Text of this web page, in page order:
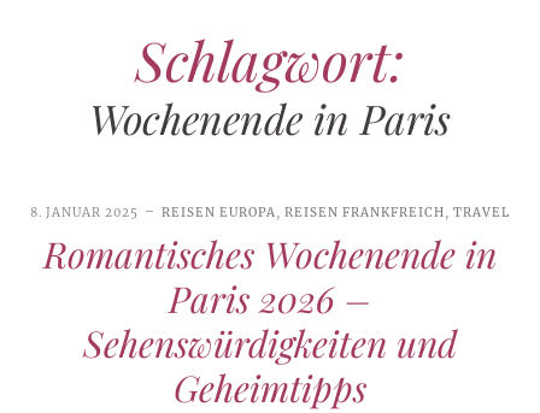
Schlagwort:
Wochenende in Paris
8. JANUAR 2025 REISEN EUROPA, REISEN FRANKFREICH,TRAVEL
Romantisches Wochenende in
Paris 2026 –
Sehenswürdigkeiten und
Geheimtipps